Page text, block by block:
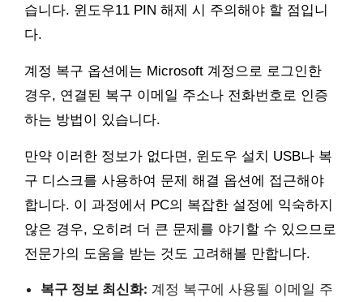
습니다. 윈도우11 PIN 해제 시 주의해야 할 점입니
다.
계정 복구 옵션에는 Microsoft 계정으로 로그인한
경우, 연결된 복구 이메일 주소나 전화번호로 인증
하는 방법이 있습니다.
만약 이러한 정보가 없다면, 윈도우 설치 USB나 복
구 디스크를 사용하여 문제 해결 옵션에 접근해야
합니다. 이 과정에서 PC의 복잡한 설정에 익숙하지
않은 경우, 오히려 더 큰 문제를 야기할 수 있으므로
전문가의 도움을 받는 것도 고려해볼 만합니다.
복구 정보 최신화: 계정 복구에 사용될 이메일 주